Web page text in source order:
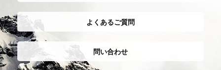
よくあるご質問
問い合わせ